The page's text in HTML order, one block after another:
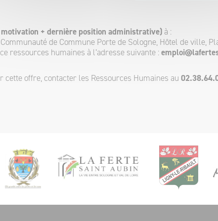
+ dernière position administrative) à :
de Commune Porte de Sologne, Hôtel de ville,
ressources humaines à l’adresse suivante :
offre, contacter les Ressources Humaines au